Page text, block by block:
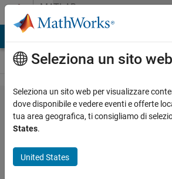
Vai al contenutoMATLAB
Answers
Sort
twice
the
Seleziona un sito web
Seleziona un sito web per visualizzare
dove disponibile e vedere eventi e offerte
tua area geografica, ti consigliamo di
States.
United States